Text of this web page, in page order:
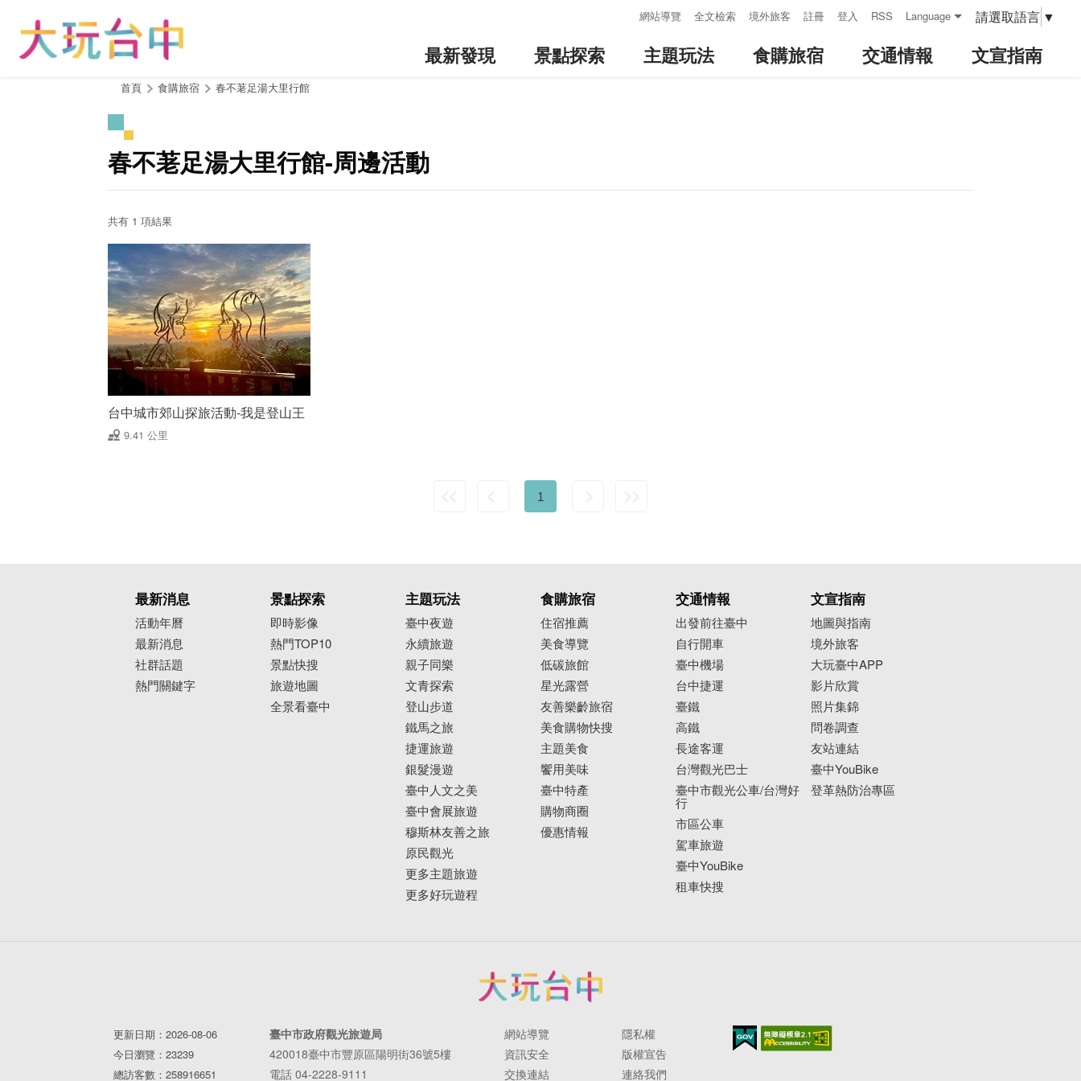
網站導覽 全文檢索 境外旅客 註冊 登入 RSS Language 請選取語言 ▼
最新發現 景點探索 主題玩法 食購旅宿 交通情報 文宣指南
首頁 食購旅宿 春不荖足湯大里行館
春不荖足湯大里行館-周邊活動
共有 1 項結果
台中城市郊山探旅活動-我是登山王
9.41 公里
1
最新消息
活動年曆
最新消息
社群話題
熱門關鍵字
景點探索
即時影像
熱門TOP10
景點快搜
旅遊地圖
全景看臺中
主題玩法
臺中夜遊
永續旅遊
親子同樂
文青探索
登山步道
鐵馬之旅
捷運旅遊
銀髮漫遊
臺中人文之美
臺中會展旅遊
穆斯林友善之旅
原民觀光
更多主題旅遊
更多好玩遊程
食購旅宿
住宿推薦
美食導覽
低碳旅館
星光露營
友善樂齡旅宿
美食購物快搜
主題美食
饗用美味
臺中特產
購物商圈
優惠情報
交通情報
出發前往臺中
自行開車
臺中機場
台中捷運
臺鐵
高鐵
長途客運
台灣觀光巴士
臺中市觀光公車/台灣好
行
市區公車
駕車旅遊
臺中YouBike
租車快搜
文宣指南
地圖與指南
境外旅客
大玩臺中APP
影片欣賞
照片集錦
問卷調查
友站連結
臺中YouBike
登革熱防治專區
更新日期：2026-08-06
今日瀏覽：23239
總訪客數：258916651
臺中市政府觀光旅遊局
420018臺中市豐原區陽明街36號5樓
電話 04-2228-9111
網站導覽
隱私權
資訊安全
版權宣告
交換連結
連絡我們